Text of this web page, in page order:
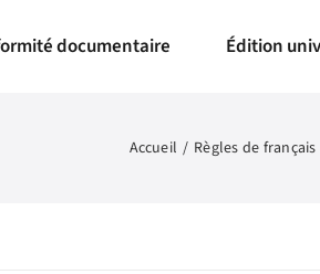
documentaire Édition
Accueil Règles de français